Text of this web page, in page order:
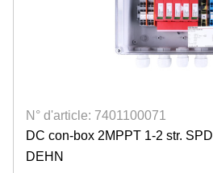
N° d'article: 7401100071
DC con-box 2MPPT 1-2 str.
DEHN